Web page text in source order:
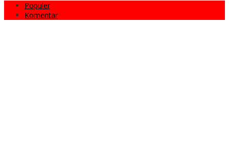
Populer
Komentar